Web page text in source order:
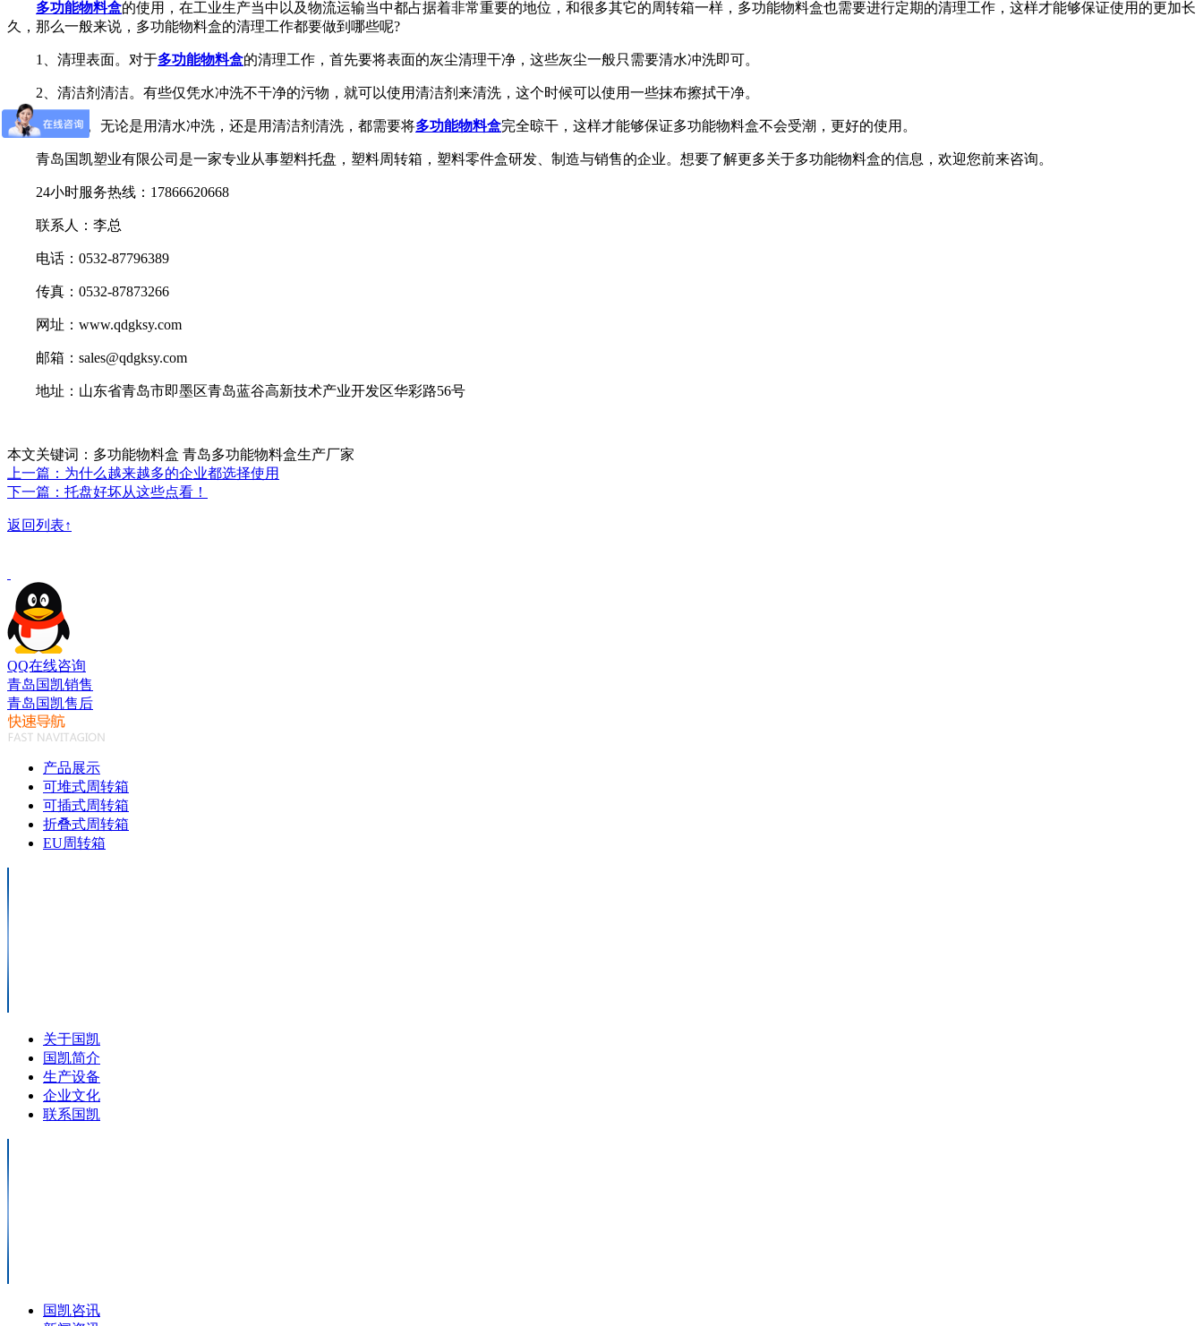
多功能物料盒的使用，在工业生产当中以及物流运输当中都占据着非常重要的地位，和很多其它的周转箱一样，多功能物料盒也需要进行定期的清理工作，这样才能够保证使用的更加长
久，那么一般来说，多功能物料盒的清理工作都要做到哪些呢?
1、清理表面。对于多功能物料盒的清理工作，首先要将表面的灰尘清理干净，这些灰尘一般只需要清水冲洗即可。
2、清洁剂清洁。有些仅凭水冲洗不干净的污物，就可以使用清洁剂来清洗，这个时候可以使用一些抹布擦拭干净。
3、晾干。无论是用清水冲洗，还是用清洁剂清洗，都需要将多功能物料盒完全晾干，这样才能够保证多功能物料盒不会受潮，更好的使用。
青岛国凯塑业有限公司是一家专业从事塑料托盘，塑料周转箱，塑料零件盒研发、制造与销售的企业。想要了解更多关于多功能物料盒的信息，欢迎您前来咨询。
24小时服务热线：17866620668
联系人：李总
电话：0532-87796389
传真：0532-87873266
网址：www.qdgksy.com
邮箱：sales@qdgksy.com
地址：山东省青岛市即墨区青岛蓝谷高新技术产业开发区华彩路56号
本文关键词：多功能物料盒 青岛多功能物料盒生产厂家
上一篇：为什么越来越多的企业都选择使用
下一篇：托盘好坏从这些点看！
返回列表↑
QQ在线咨询
青岛国凯销售
青岛国凯售后
产品展示
可堆式周转箱
可插式周转箱
折叠式周转箱
EU周转箱
关于国凯
国凯简介
生产设备
企业文化
联系国凯
国凯咨讯